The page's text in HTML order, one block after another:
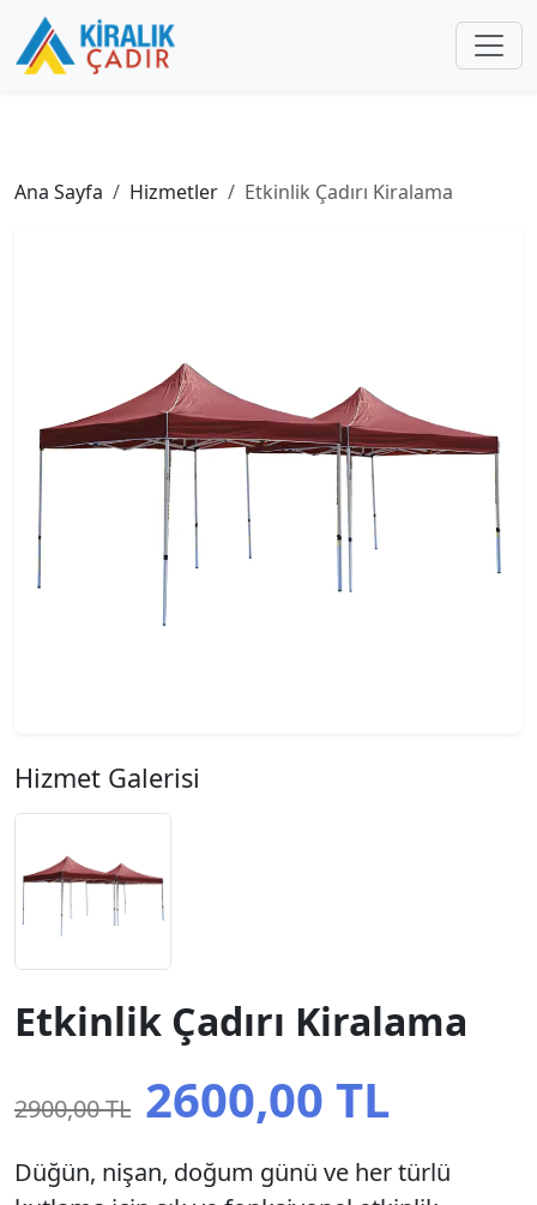
Ana Sayfa Hizmetler Etkinlik Çadırı Kiralama
Hizmet Galerisi
Etkinlik Çadırı Kiralama
2900,00 TL 2600,00 TL
Düğün, nişan, doğum günü ve her türlü